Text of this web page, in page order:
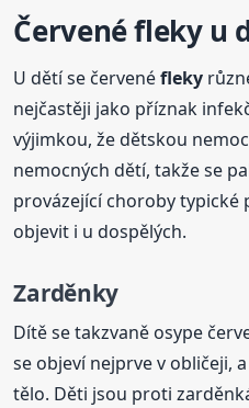
Červenéflekyu
U dětí se červenéfleky
nejčastěji jako příznak
výjimkou, že dětskou
nemocných dětí, takže se
provázející choroby typické
objevit i u dospělých.
Zarděnky
Dítě se takzvaně osype
se objeví nejprve v obličeji,
tělo. Děti jsou proti